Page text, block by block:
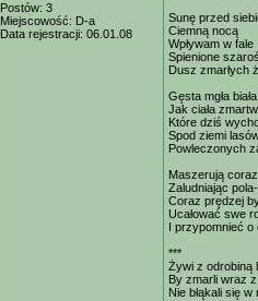
Postów: 3
Miejscowość: D-a
Data rejestracji: 06.01.08
Sunę przed
Ciemną nocą
Wpływam w fale
Spienione
Dusz zmarłych
Gęsta mgła biała
Jak ciała
Które dziś
Spod ziemi
Powleczonych
Maszerują
Zaludniając
Coraz prędzej
Ucałować swe
I przypomnieć o
***
Żywi z odrobiną
By zmarli wraz z
Nie błąkali się w